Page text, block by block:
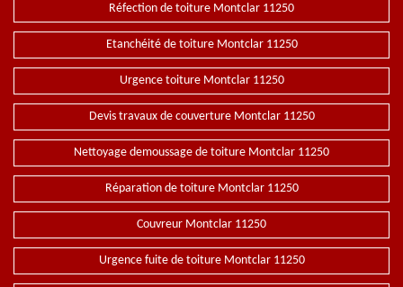
Réfection de toiture Montclar 11250
Etanchéité de toiture Montclar 11250
Urgence toiture Montclar 11250
Devis travaux de couverture Montclar 11250
Nettoyage demoussage de toiture Montclar 11250
Réparation de toiture Montclar 11250
Couvreur Montclar 11250
Urgence fuite de toiture Montclar 11250